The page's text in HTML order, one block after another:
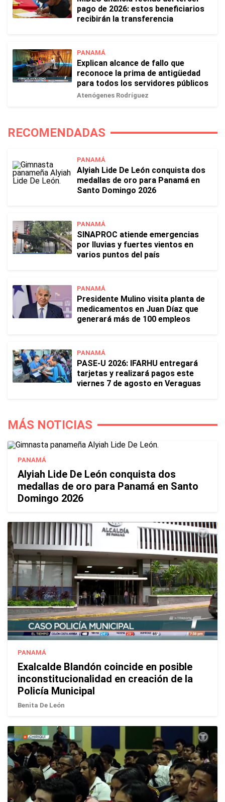
pago de 2026: estos beneficiarios
recibirán la transferencia
PANAMÁ
Explican alcance de fallo que
reconoce la prima de antigüedad
para todos los servidores públicos
Atenógenes Rodríguez
RECOMENDADAS
PANAMÁ
Alyiah Lide De León conquista dos
medallas de oro para Panamá en
Santo Domingo 2026
PANAMÁ
SINAPROC atiende emergencias
por lluvias y fuertes vientos en
varios puntos del país
PANAMÁ
Presidente Mulino visita planta de
medicamentos en Juan Díaz que
generará más de 100 empleos
PANAMÁ
PASE-U 2026: IFARHU entregará
tarjetas y realizará pagos este
viernes 7 de agosto en Veraguas
MÁS NOTICIAS
PANAMÁ
Alyiah Lide De León conquista dos
medallas de oro para Panamá en Santo
Domingo 2026
PANAMÁ
Exalcalde Blandón coincide en posible
inconstitucionalidad en creación de la
Policía Municipal
Benita De León